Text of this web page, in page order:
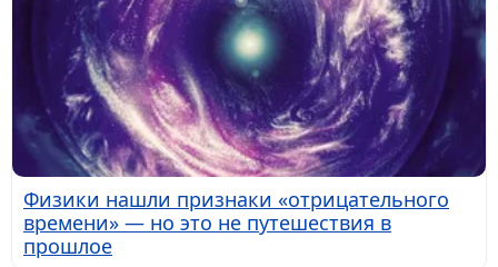
Физики нашли признаки «отрицательного
времени» — но это не путешествия в
прошлое